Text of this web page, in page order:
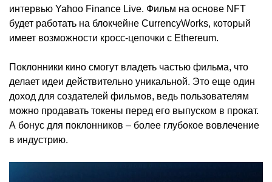
интервью Yahoo Finance Live. Фильм на основе NFT
будет работать на блокчейне CurrencyWorks, который
имеет возможности кросс-цепочки с Ethereum.
Поклонники кино смогут владеть частью фильма, что
делает идеи действительно уникальной. Это еще один
доход для создателей фильмов, ведь пользователям
можно продавать токены перед его выпуском в прокат.
А бонус для поклонников – более глубокое вовлечение
в индустрию.